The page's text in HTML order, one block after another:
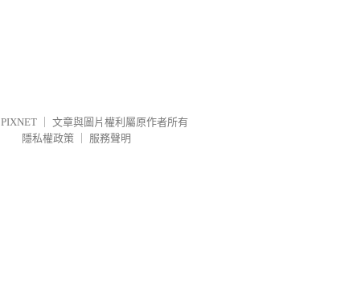
PIXNET
文章與圖片權利屬原作者所有
隱私權政策
服務聲明